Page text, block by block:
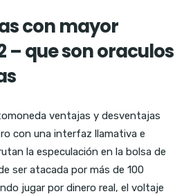
con mayor
– que son oraculos
ventajas y desventajas
con una interfaz llamativa e
la especulación en la bolsa de
ser atacada por más de 100
jugar por dinero real, el voltaje